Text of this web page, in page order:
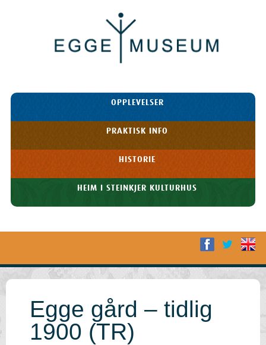
Museum
HOPP TIL
OPPLEVELSER
PRAKTISK INFO
HISTORIE
HEIM I STEINKJER KULTURHUS
Egge gård – tidlig
1900 (TR)